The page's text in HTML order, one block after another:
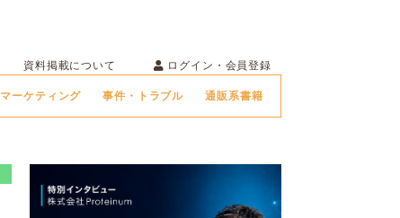
資料掲載について ログイン・会員登録
マーケティング 事件・トラブル 通販系書籍